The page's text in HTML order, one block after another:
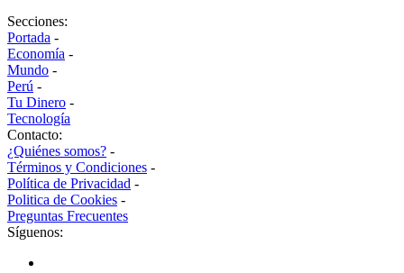
Secciones:
Portada -
Economía -
Mundo -
Perú -
Tu Dinero -
Tecnología
Contacto:
¿Quiénes somos? -
Términos y Condiciones -
Política de Privacidad -
Politica de Cookies -
Preguntas Frecuentes
Síguenos: